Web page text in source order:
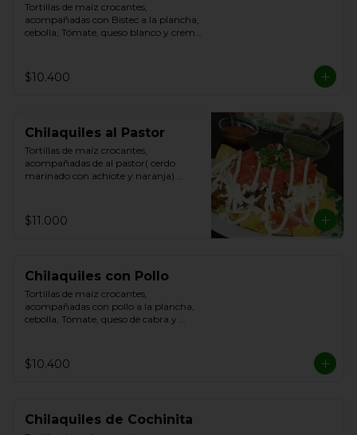
Tortillas de maíz crocantes,
acompañadas con Bistec a la plancha,
cebolla, Tómate, queso blanco y crema
$10.400
Chilaquiles al Pastor
Tortillas de maíz crocantes,
acompañadas de al pastor( cerdo
marinado con achiote y naranja)
$11.000
Chilaquiles con Pollo
Tortillas de maíz crocantes,
acompañadas con pollo a la plancha,
cebolla, Tómate, queso de cabra y
$10.400
Chilaquiles de Cochinita